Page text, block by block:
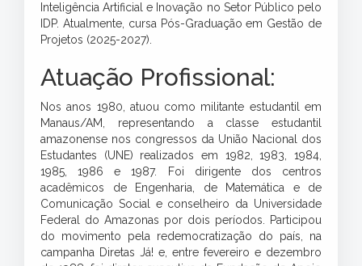
Inteligência Artificial e Inovação no Setor Público pelo
IDP. Atualmente, cursa Pós-Graduação em Gestão de
Projetos (2025-2027).
Atuação Profissional:
Nos anos 1980, atuou como militante estudantil em
Manaus/AM, representando a classe estudantil
amazonense nos congressos da União Nacional dos
Estudantes (UNE) realizados em 1982, 1983, 1984,
1985, 1986 e 1987. Foi dirigente dos centros
acadêmicos de Engenharia, de Matemática e de
Comunicação Social e conselheiro da Universidade
Federal do Amazonas por dois períodos. Participou
do movimento pela redemocratização do país, na
campanha Diretas Já! e, entre fevereiro e dezembro